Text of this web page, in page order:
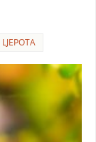
LJEPOTA